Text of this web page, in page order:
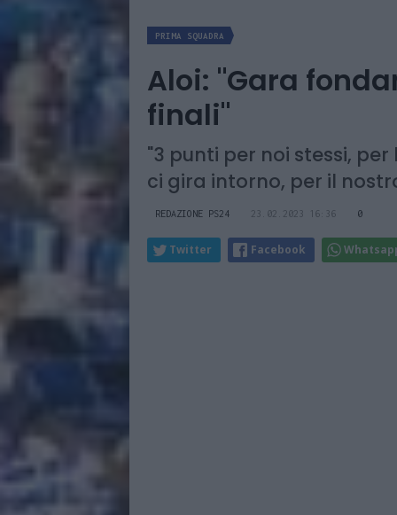
PRIMA SQUADRA
Aloi: "Gara
finali"
"3 punti per noi stessi,
ci gira intorno, per il
REDAZIONE PS24 23.02.2023 16:36 0
Twitter Facebook